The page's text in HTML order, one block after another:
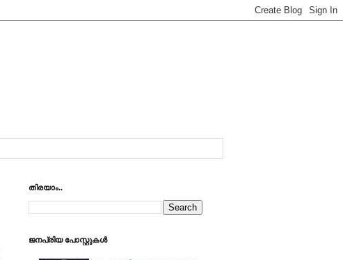
തിരയാം..
ജനപ്രിയ പോസ്റ്റുകള്‍